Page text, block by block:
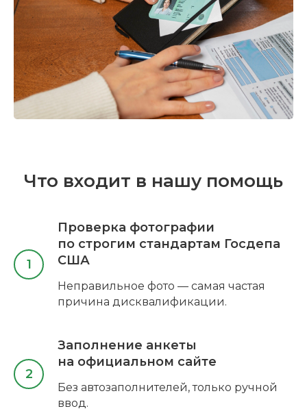
Что входит в нашу помощь
Проверка фотографии
по строгим стандартам Госдепа
США
Неправильное фото — самая частая
причина дисквалификации.
Заполнение анкеты
на официальном сайте
Без автозаполнителей, только ручной
ввод.